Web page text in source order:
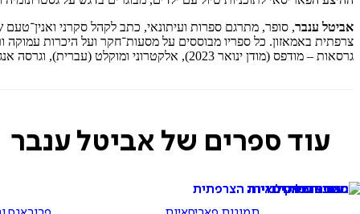
אביטל ענבר
צרפתית באמאזון. כל ספריו מבוססים על מסעות־חקר ועל היכרות עמוקה ורבת שנים עם צרפת – שהעניקה לו ב-2019 אזרחות
גרסאות – מודפס (מודן ינואר 2023), אלקטרוני ומוקלט (עברית), וגרסה אנגלית Gourmand in Tokyo (אמאזון).
עוד ספרים של אביטל ענבר